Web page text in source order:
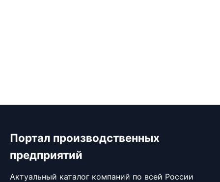
Портал производственных
предприятий
Актуальный каталог компаний по всей России